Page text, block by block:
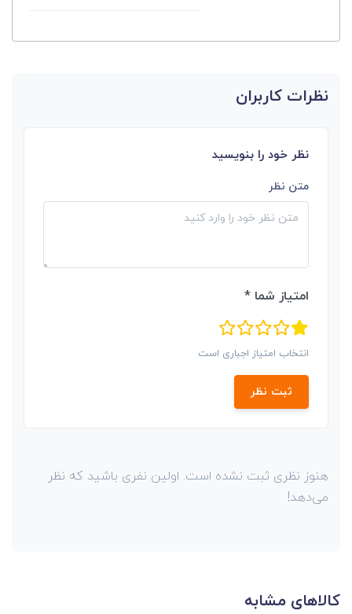
نظرات کاربران
نظر خود را بنویسید
متن نظر
امتیاز شما *
انتخاب امتیاز اجباری است
ثبت نظر
هنوز نظری ثبت نشده است. اولین نفری باشید که نظر
می‌دهد!
کالاهای مشابه